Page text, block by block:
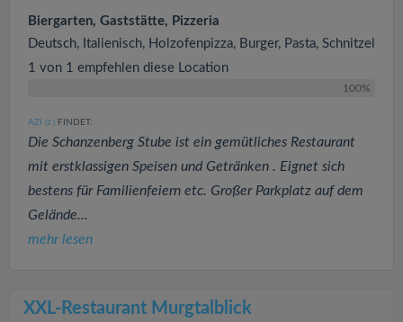
Biergarten, Gaststätte, Pizzeria
Deutsch, Italienisch, Holzofenpizza, Burger, Pasta, Schnitzel
1 von 1 empfehlen diese Location
100%
AZI (2 ) FINDET:
Die Schanzenberg Stube ist ein gemütliches Restaurant
mit erstklassigen Speisen und Getränken . Eignet sich
bestens für Familienfeiern etc. Großer Parkplatz auf dem
Gelände...
mehr lesen
XXL-Restaurant Murgtalblick